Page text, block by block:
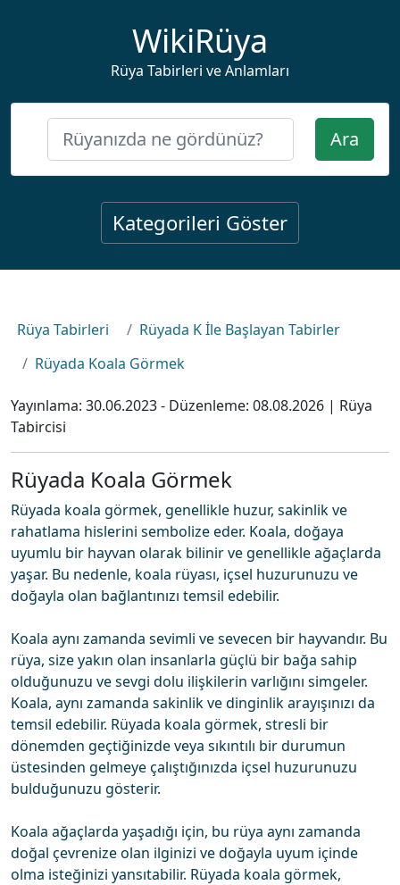
WikiRüya
Rüya Tabirleri ve Anlamları
Ara
Kategorileri Göster
Rüya Tabirleri
Rüyada K İle Başlayan Tabirler
Rüyada Koala Görmek
Yayınlama: 30.06.2023- Düzenleme: 08.08.2026 | Rüya
Tabircisi
Rüyada Koala Görmek
Rüyada koala görmek, genellikle huzur, sakinlik ve
rahatlama hislerini sembolize eder. Koala, doğaya
uyumlu bir hayvan olarak bilinir ve genellikle ağaçlarda
yaşar. Bu nedenle, koala rüyası, içsel huzurunuzu ve
doğayla olan bağlantınızı temsil edebilir.
Koala aynı zamanda sevimli ve sevecen bir hayvandır. Bu
rüya, size yakın olan insanlarla güçlü bir bağa sahip
olduğunuzu ve sevgi dolu ilişkilerin varlığını simgeler.
Koala, aynı zamanda sakinlik ve dinginlik arayışınızı da
temsil edebilir. Rüyada koala görmek, stresli bir
dönemden geçtiğinizde veya sıkıntılı bir durumun
üstesinden gelmeye çalıştığınızda içsel huzurunuzu
bulduğunuzu gösterir.
Koala ağaçlarda yaşadığı için, bu rüya aynı zamanda
doğal çevrenize olan ilginizi ve doğayla uyum içinde
olma isteğinizi yansıtabilir. Rüyada koala görmek,